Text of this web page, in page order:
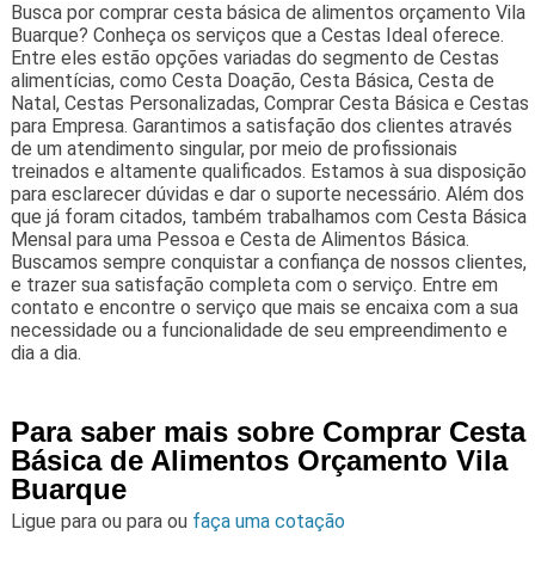
Busca por comprar cesta básica de alimentos orçamento Vila
Buarque? Conheça os serviços que a Cestas Ideal oferece.
Entre eles estão opções variadas do segmento de Cestas
alimentícias, como Cesta Doação, Cesta Básica, Cesta de
Natal, Cestas Personalizadas, Comprar Cesta Básica e Cestas
para Empresa. Garantimos a satisfação dos clientes através
de um atendimento singular, por meio de profissionais
treinados e altamente qualificados. Estamos à sua disposição
para esclarecer dúvidas e dar o suporte necessário. Além dos
que já foram citados, também trabalhamos com Cesta Básica
Mensal para uma Pessoa e Cesta de Alimentos Básica.
Buscamos sempre conquistar a confiança de nossos clientes,
e trazer sua satisfação completa com o serviço. Entre em
contato e encontre o serviço que mais se encaixa com a sua
necessidade ou a funcionalidade de seu empreendimento e
dia a dia.
Para saber mais sobre Comprar Cesta
Básica de Alimentos Orçamento Vila
Buarque
Ligue para ou para ou faça uma cotação